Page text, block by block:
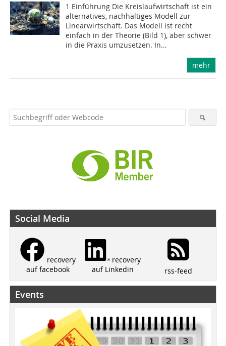
1 Einführung Die Kreislaufwirtschaft ist ein
alternatives, nachhaltiges Modell zur
Linearwirtschaft. Das Modell ist recht
einfach in der Theorie (Bild 1), aber schwer
in die Praxis umzusetzen. In...
mehr
Social Media
recovery
auf facebook
recovery
auf Linkedin
rss-feed
Events